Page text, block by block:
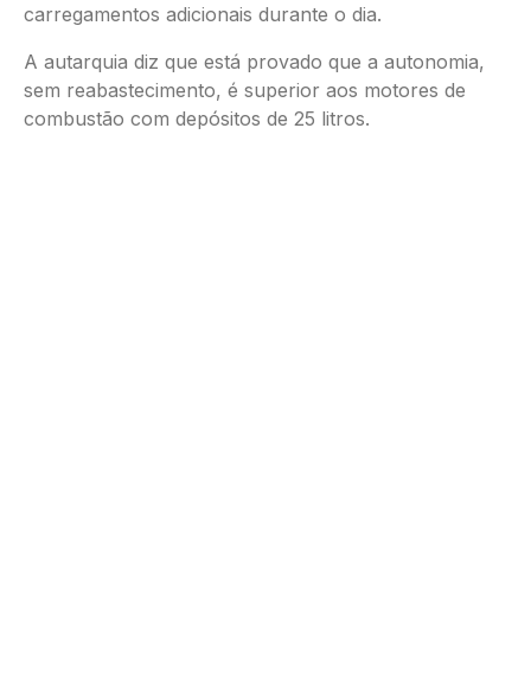
carregamentos adicionais durante o dia.
A autarquia diz que está provado que a autonomia,
sem reabastecimento, é superior aos motores de
combustão com depósitos de 25 litros.